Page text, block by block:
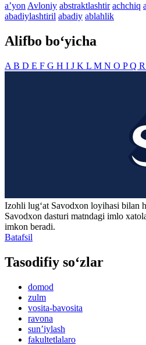
aʼyon Avloniy abstraktlashtir achchiq
abadiylashtiril abadiy ablahlik
Alifbo bo‘yicha
A B D E F G H I J K L M N O PQ R
Izohli lugʻat Savodxon loyihasi bilan
Savodxon dasturi matndagi imlo
imkon beradi.
Batafsil
Tasodifiy so‘zlar
domod
zulm
vosita-bavosita
ravona
sunʼiylash
fakultetlalaro